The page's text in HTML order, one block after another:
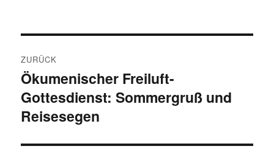
ZURÜCK
Vorheriger
Beitrag:
Ökumenischer Freiluft-
Gottesdienst: Sommergruß und
Reisesegen